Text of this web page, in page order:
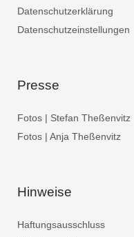
Datenschutzerklärung
Datenschutzeinstellungen
Presse
Fotos | Stefan Theßenvitz
Fotos | Anja Theßenvitz
Hinweise
Haftungsausschluss